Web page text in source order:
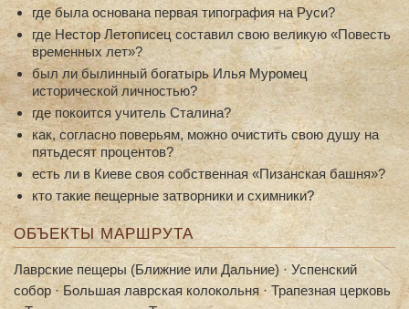
где была основана первая типография на Руси?
где Нестор Летописец составил свою великую «Повесть
временных лет»?
был ли былинный богатырь Илья Муромец
исторической личностью?
где покоится учитель Сталина?
как, согласно поверьям, можно очистить свою душу на
пятьдесят процентов?
есть ли в Киеве своя собственная «Пизанская башня»?
кто такие пещерные затворники и схимники?
ОБЪЕКТЫ МАРШРУТА
Лаврские пещеры (Ближние или Дальние) · Успенский
собор · Большая лаврская колокольня · Трапезная церковь